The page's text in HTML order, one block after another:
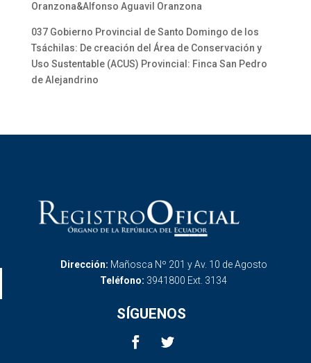
Oranzona&Alfonso Aguavil Oranzona
037 Gobierno Provincial de Santo Domingo de los
Tsáchilas: De creación del Área de Conservación y
Uso Sustentable (ACUS) Provincial: Finca San Pedro
de Alejandrino
Dirección: Mañosca Nº 201 y Av. 10 de Agosto
Teléfono: 3941800 Ext. 3134
SÍGUENOS